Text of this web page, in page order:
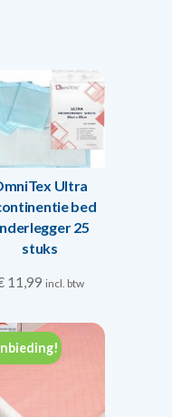
Ultra
bed
25
stuks
11,99 incl. btw